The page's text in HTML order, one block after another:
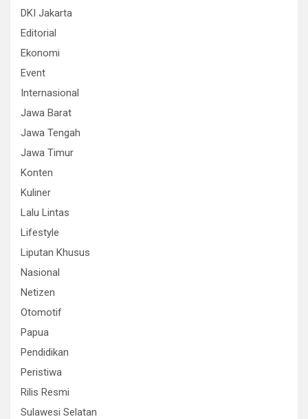
DKI Jakarta
Editorial
Ekonomi
Event
Internasional
Jawa Barat
Jawa Tengah
Jawa Timur
Konten
Kuliner
Lalu Lintas
Lifestyle
Liputan Khusus
Nasional
Netizen
Otomotif
Papua
Pendidikan
Peristiwa
Rilis Resmi
Sulawesi Selatan